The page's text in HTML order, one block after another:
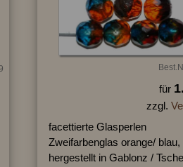
für
zzgl.
facettierte Glasperlen
Zweifarbenglas orange/ blau,
hergestellt in Gablonz /